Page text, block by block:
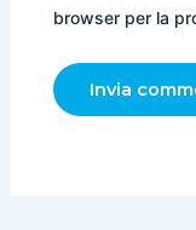
browser per la